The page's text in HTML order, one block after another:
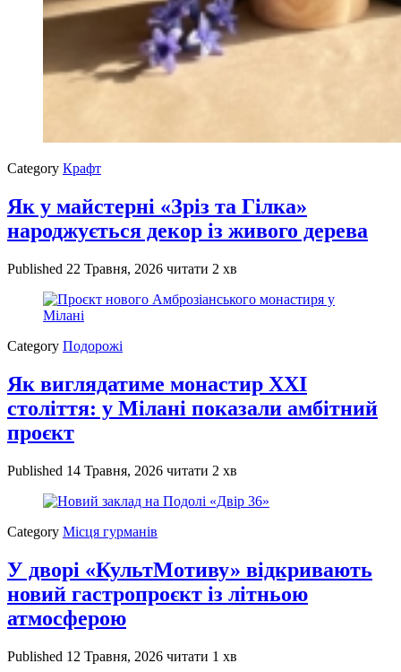
Category Крафт
Як у майстерні «Зріз та Гілка»
народжується декор із живого дерева
Published 22 Травня, 2026 читати 2 хв
Category Подорожі
Як виглядатиме монастир XXI
століття: у Мілані показали амбітний
проєкт
Published 14 Травня, 2026 читати 2 хв
Category Місця гурманів
У дворі «КультМотиву» відкривають
новий гастропроєкт із літньою
атмосферою
Published 12 Травня, 2026 читати 1 хв